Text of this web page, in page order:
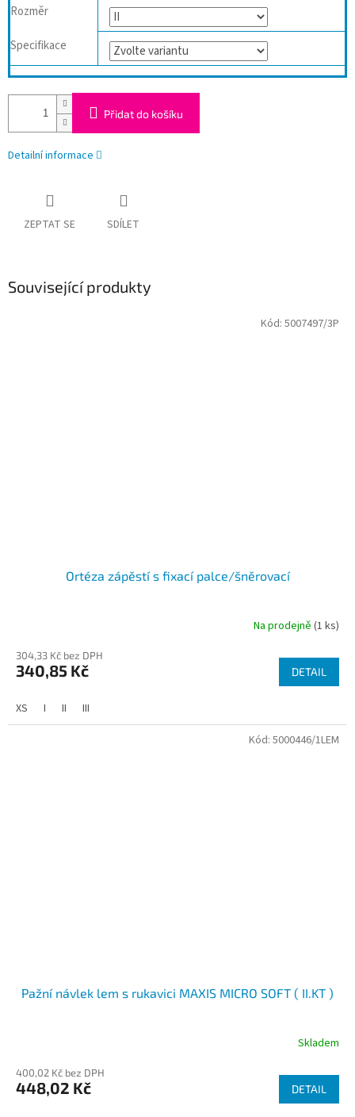
Rozměr
Specifikace
Přidat do košíku
Detailní informace
ZEPTAT SE SDÍLET
Související produkty
Ortéza zápěstí s fixací palce/šněrovací
Na prodejně (1 ks)
304,33 Kč bez DPH
340,85 Kč DETAIL
XS I II III
Kód: 5007497/3P
Pažní návlek lem s rukavici MAXIS MICRO SOFT ( II.KT )
Skladem
400,02 Kč bez DPH
448,02 Kč DETAIL
Kód: 5000446/1LEM